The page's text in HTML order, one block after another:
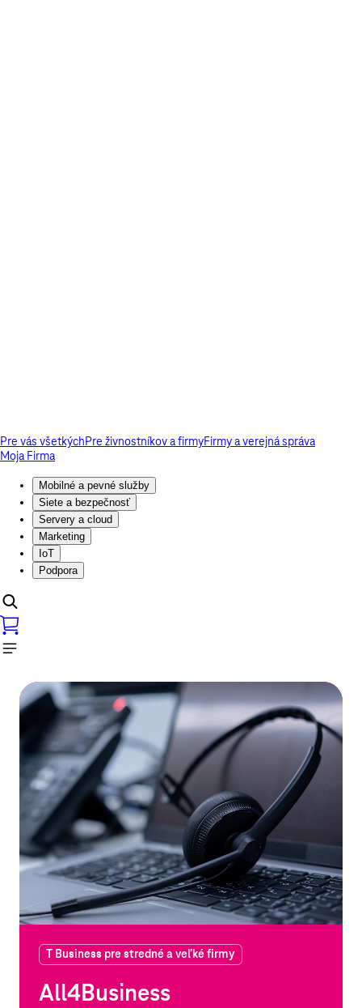
Pre vás všetkýchPre živnostníkov a firmyFirmy a verejná správa
Moja Firma
Mobilné a pevné služby
Siete a bezpečnosť
Servery a cloud
Marketing
IoT
Podpora
T Business pre stredné a veľké firmy
All4Business